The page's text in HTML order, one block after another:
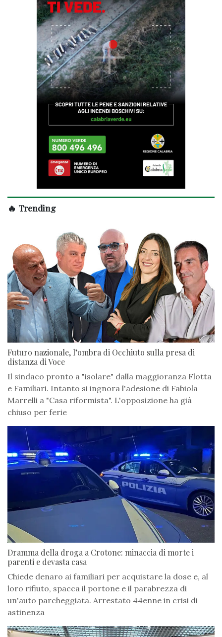
🔥 Trending
Futuro nazionale, l’ombra di Occhiuto sulla presa di
distanza di Voce
Il sindaco pronto a "isolare" dalla maggioranza Flotta
e Familiari. Intanto si ingnora l'adesione di Fabiola
Marrelli a "Casa riformista". L'opposizione ha già
chiuso per ferie
Dramma della droga a Crotone: minaccia di morte i
parenti e devasta casa
Chiede denaro ai familiari per acquistare la dose e, al
loro rifiuto, spacca il portone e il parabrezza di
un'auto parcheggiata. Arrestato 44enne in crisi di
astinenza